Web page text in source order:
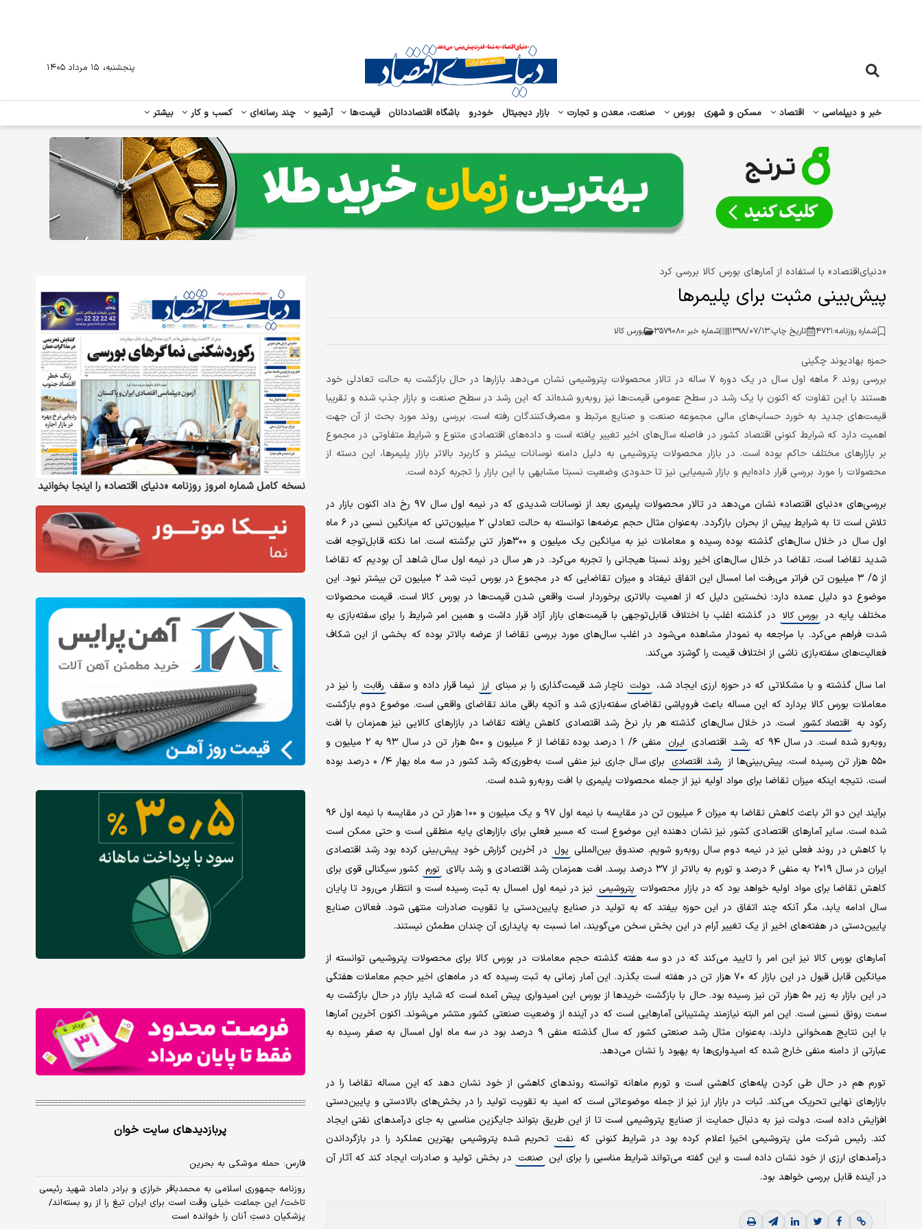
خبر و دیپلماسی اقتصاد مسکن و شهری بورس صنعت، معدن و تجارت بازار دیجیتال خودرو باشگاه اقتصاددانان قیمت‌ها آرشیو چند رسانه‌ای کسب و کار بیشتر
پنجشنبه، ۱۵ مرداد ۱۴۰۵
«دنیای‌اقتصاد» با استفاده از آمارهای بورس کالا بررسی کرد
پیش‌بینی مثبت برای پلیمرها
شماره روزنامه:۴۷۲۱ تاریخ چاپ:۱۳۹۸/۰۷/۱۳ شماره خبر:۳۵۷۹۰۸۰ بورس کالا
حمزه بهادیوند چگینی
بررسی روند ۶ ماهه اول سال در یک دوره ۷ ساله در تالار محصولات پتروشیمی نشان می‌دهد بازارها در حال بازگشت به حالت تعادلی خود
هستند با این تفاوت که اکنون با یک رشد در سطح عمومی قیمت‌ها نیز روبه‌رو شده‌اند که این رشد در سطح صنعت و بازار جذب شده و تقریبا
قیمت‌های جدید به خورد حساب‌های مالی مجموعه صنعت و صنایع مرتبط و مصرف‌کنندگان رفته است. بررسی روند مورد بحث از آن جهت
اهمیت دارد که شرایط کنونی اقتصاد کشور در فاصله سال‌های اخیر تغییر یافته است و داده‌های اقتصادی متنوع و شرایط متفاوتی در مجموع
بر بازارهای مختلف حاکم بوده است. در بازار محصولات پتروشیمی به دلیل دامنه نوسانات بیشتر و کاربرد بالاتر بازار پلیمرها، این دسته از
محصولات را مورد بررسی قرار داده‌ایم و بازار شیمیایی نیز تا حدودی وضعیت نسبتا مشابهی با این بازار را تجربه کرده است.
بررسی‌های «دنیای اقتصاد» نشان می‌دهد در تالار محصولات پلیمری بعد از نوسانات شدیدی که در نیمه اول سال ۹۷ رخ داد اکنون بازار در
تلاش است تا به شرایط پیش از بحران بازگردد. به‌عنوان مثال حجم عرضه‌ها توانسته به حالت تعادلی ۲ میلیون‌تنی که میانگین نسبی در ۶ ماه
اول سال در خلال سال‌های گذشته بوده رسیده و معاملات نیز به میانگین یک میلیون و ۳۰۰هزار تنی برگشته است. اما نکته قابل‌توجه افت
شدید تقاضا است. تقاضا در خلال سال‌های اخیر روند نسبتا هیجانی را تجربه می‌کرد. در هر سال در نیمه اول سال شاهد آن بودیم که تقاضا
از ۵/ ۳ میلیون تن فراتر می‌رفت اما امسال این اتفاق نیفتاد و میزان تقاضایی که در مجموع در بورس ثبت شد ۲ میلیون تن بیشتر نبود. این
موضوع دو دلیل عمده دارد؛ نخستین دلیل که از اهمیت بالاتری برخوردار است واقعی شدن قیمت‌ها در بورس کالا است. قیمت محصولات
مختلف پایه در بورس کالا در گذشته اغلب با اختلاف قابل‌توجهی با قیمت‌های بازار آزاد قرار داشت و همین امر شرایط را برای سفته‌بازی به
شدت فراهم می‌کرد. با مراجعه به نمودار مشاهده می‌شود در اغلب سال‌های مورد بررسی تقاضا از عرضه بالاتر بوده که بخشی از این شکاف
فعالیت‌های سفته‌بازی ناشی از اختلاف قیمت را گوشزد می‌کند.
اما سال گذشته و با مشکلاتی که در حوزه ارزی ایجاد شد، دولت ناچار شد قیمت‌گذاری را بر مبنای ارز نیما قرار داده و سقف رقابت را نیز در
معاملات بورس کالا بردارد که این مساله باعث فروپاشی تقاضای سفته‌بازی شد و آنچه باقی ماند تقاضای واقعی است. موضوع دوم بازگشت
رکود به
اقتصاد کشور است. در خلال سال‌های گذشته هر بار نرخ رشد اقتصادی کاهش یافته تقاضا در بازارهای کالایی نیز همزمان با افت
روبه‌رو شده است. در سال ۹۴ که
رشد اقتصادی ایران
منفی ۶/ ۱ درصد بوده تقاضا از ۶ میلیون و ۵۰۰ هزار تن در سال ۹۳ به ۲ میلیون و
۵۵۰ هزار تن رسیده است. پیش‌بینی‌ها از
رشد اقتصادی
برای سال جاری نیز منفی است به‌طوری‌که رشد کشور در سه ماه بهار ۴/ ۰ درصد بوده
است. نتیجه اینکه میزان تقاضا برای مواد اولیه نیز از جمله محصولات پلیمری با افت روبه‌رو شده است.
برآیند این دو اثر باعث کاهش تقاضا به میزان ۶ میلیون تن در مقایسه با نیمه اول ۹۷ و یک میلیون و ۱۰۰ هزار تن در مقایسه با نیمه اول ۹۶
شده است. سایر آمارهای اقتصادی کشور نیز نشان دهنده این موضوع است که مسیر فعلی برای بازارهای پایه منطقی است و حتی ممکن است
با کاهش در روند فعلی نیز در نیمه دوم سال روبه‌رو شویم. صندوق بین‌المللی پول در آخرین گزارش خود پیش‌بینی کرده بود رشد اقتصادی
ایران در سال ۲۰۱۹ به منفی ۶ درصد و تورم به بالاتر از ۳۷ درصد برسد. افت همزمان رشد اقتصادی و رشد بالای
تورم کشور سیگنالی قوی برای
کاهش تقاضا برای مواد اولیه خواهد بود که در بازار محصولات پتروشیمی نیز در نیمه اول امسال به ثبت رسیده است و انتظار می‌رود تا پایان
سال ادامه یابد، مگر آنکه چند اتفاق در این حوزه بیفتد که به تولید در صنایع پایین‌دستی یا تقویت صادرات منتهی شود. فعالان صنایع
پایین‌دستی در هفته‌های اخیر از یک تغییر آرام در این بخش سخن می‌گویند، اما نسبت به پایداری آن چندان مطمئن نیستند.
آمارهای بورس کالا نیز این امر را تایید می‌کند که در دو سه هفته گذشته حجم معاملات در بورس کالا برای محصولات پتروشیمی توانسته از
میانگین قابل قبول در این بازار که ۷۰ هزار تن در هفته است بگذرد. این آمار زمانی به ثبت رسیده که در ماه‌های اخیر حجم معاملات هفتگی
در این بازار به زیر ۵۰ هزار تن نیز رسیده بود. حال با بازگشت خریدها از بورس این امیدواری پیش آمده است که شاید بازار در حال بازگشت به
سمت رونق نسبی است. این امر البته نیازمند پشتیبانی آمارهایی است که در آینده از وضعیت صنعتی کشور منتشر می‌شوند. اکنون آخرین آمارها
با این نتایج همخوانی دارند، به‌عنوان مثال رشد صنعتی کشور که سال گذشته منفی ۹ درصد بود در سه ماه اول امسال به صفر رسیده به
عبارتی از دامنه منفی خارج شده که امیدواری‌ها به بهبود را نشان می‌دهد.
تورم هم در حال طی کردن پله‌های کاهشی است و تورم ماهانه توانسته روندهای کاهشی از خود نشان دهد که این مساله تقاضا را در
بازارهای نهایی تحریک می‌کند. ثبات در بازار ارز نیز از جمله موضوعاتی است که امید به تقویت تولید را در بخش‌های بالادستی و پایین‌دستی
افزایش داده است. دولت نیز به دنبال حمایت از صنایع پتروشیمی است تا از این طریق بتواند جایگزین مناسبی به جای درآمدهای نفتی ایجاد
کند. رئیس شرکت ملی پتروشیمی اخیرا اعلام کرده بود در شرایط کنونی که
نفت تحریم شده پتروشیمی بهترین عملکرد را در بازگرداندن
درآمدهای ارزی از خود نشان داده است و این گفته می‌تواند شرایط مناسبی را برای این صنعت در بخش تولید و صادرات ایجاد کند که آثار آن
در آینده قابل بررسی خواهد بود.
نسخه کامل شماره امروز روزنامه «دنیای‌ اقتصاد» را اینجا بخوانید
پربازدیدهای سایت خوان
فارس: حمله موشکی به بحرین
روزنامه جمهوری اسلامی به محمدباقر خرازی و برادر داماد شهید رئیسی
تاخت/ این جماعت خیلی وقت است برای ایران تیغ را از رو بسته‌اند/
پزشکیان دستِ آنان را خوانده است